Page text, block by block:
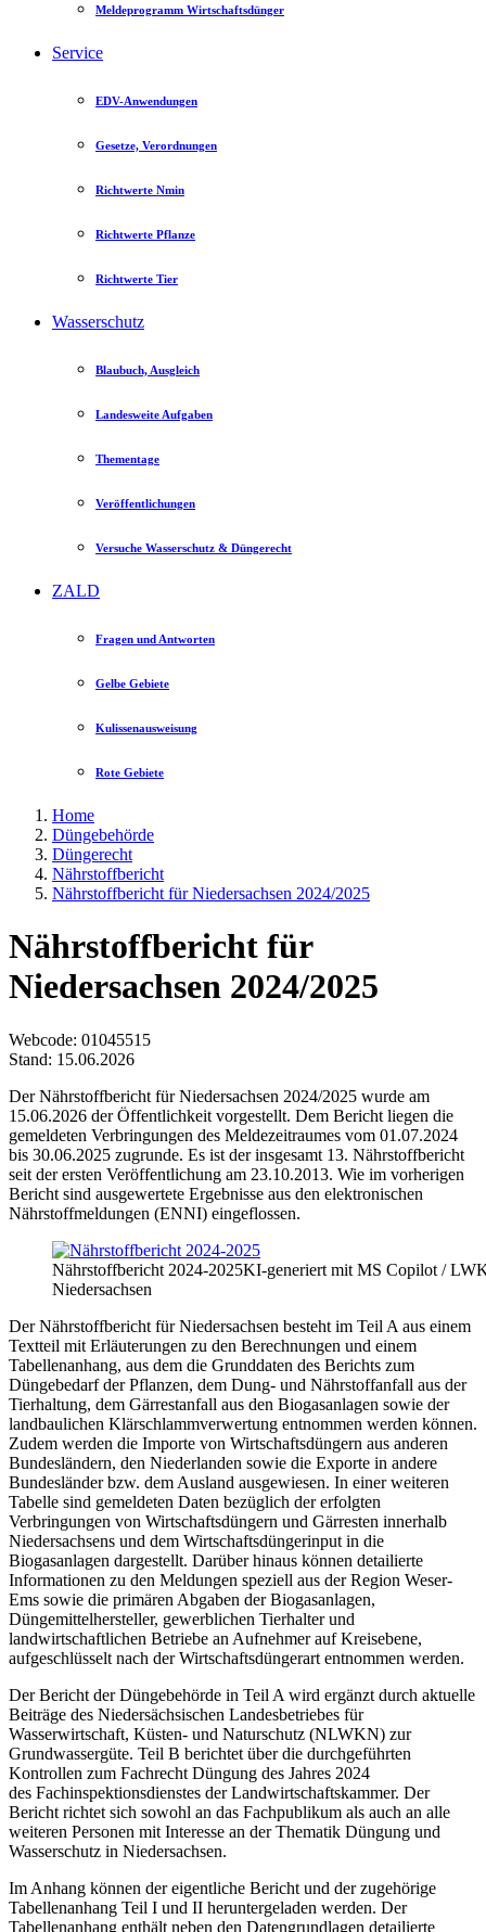
Meldeprogramm Wirtschaftsdünger
Service
EDV-Anwendungen
Gesetze, Verordnungen
Richtwerte Nmin
Richtwerte Pflanze
Richtwerte Tier
Wasserschutz
Blaubuch, Ausgleich
Landesweite Aufgaben
Thementage
Veröffentlichungen
Versuche Wasserschutz & Düngerecht
ZALD
Fragen und Antworten
Gelbe Gebiete
Kulissenausweisung
Rote Gebiete
Home
Düngebehörde
Düngerecht
Nährstoffbericht
Nährstoffbericht für Niedersachsen 2024/2025
Nährstoffbericht für
Niedersachsen 2024/2025
Webcode: 01045515
Stand: 15.06.2026
Der Nährstoffbericht für Niedersachsen 2024/2025 wurde am
15.06.2026 der Öffentlichkeit vorgestellt. Dem Bericht liegen die
gemeldeten Verbringungen des Meldezeitraumes vom 01.07.2024
bis 30.06.2025 zugrunde. Es ist der insgesamt 13. Nährstoffbericht
seit der ersten Veröffentlichung am 23.10.2013. Wie im vorherigen
Bericht sind ausgewertete Ergebnisse aus den elektronischen
Nährstoffmeldungen (ENNI) eingeflossen.
Nährstoffbericht 2024-2025KI-generiert mit MS Copilot /
Niedersachsen
Der Nährstoffbericht für Niedersachsen besteht im Teil A aus einem
Textteil mit Erläuterungen zu den Berechnungen und einem
Tabellenanhang, aus dem die Grunddaten des Berichts zum
Düngebedarf der Pflanzen, dem Dung- und Nährstoffanfall aus der
Tierhaltung, dem Gärrestanfall aus den Biogasanlagen sowie der
landbaulichen Klärschlammverwertung entnommen werden können.
Zudem werden die Importe von Wirtschaftsdüngern aus anderen
Bundesländern, den Niederlanden sowie die Exporte in andere
Bundesländer bzw. dem Ausland ausgewiesen. In einer weiteren
Tabelle sind gemeldeten Daten bezüglich der erfolgten
Verbringungen von Wirtschaftsdüngern und Gärresten innerhalb
Niedersachsens und dem Wirtschaftsdüngerinput in die
Biogasanlagen dargestellt. Darüber hinaus können detailierte
Informationen zu den Meldungen speziell aus der Region Weser-
Ems sowie die primären Abgaben der Biogasanlagen,
Düngemittelhersteller, gewerblichen Tierhalter und
landwirtschaftlichen Betriebe an Aufnehmer auf Kreisebene,
aufgeschlüsselt nach der Wirtschaftsdüngerart entnommen werden.
Der Bericht der Düngebehörde in Teil A wird ergänzt durch aktuelle
Beiträge des Niedersächsischen Landesbetriebes für
Wasserwirtschaft, Küsten- und Naturschutz (NLWKN) zur
Grundwassergüte. Teil B berichtet über die durchgeführten
Kontrollen zum Fachrecht Düngung des Jahres 2024
des Fachinspektionsdienstes der Landwirtschaftskammer. Der
Bericht richtet sich sowohl an das Fachpublikum als auch an alle
weiteren Personen mit Interesse an der Thematik Düngung und
Wasserschutz in Niedersachsen.
Im Anhang können der eigentliche Bericht und der zugehörige
Tabellenanhang Teil I und II heruntergeladen werden. Der
Tabellenanhang enthält neben den Datengrundlagen detailierte